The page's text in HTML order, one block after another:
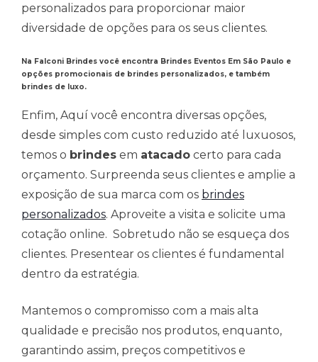
personalizados para proporcionar maior
diversidade de opções para os seus clientes.
Na Falconi Brindes você encontra Brindes Eventos Em São Paulo e
opções promocionais de brindes personalizados, e também
brindes de luxo.
Enfim, Aquí você encontra diversas opções,
desde simples com custo reduzido até luxuosos,
temos o brindes em atacado certo para cada
orçamento. Surpreenda seus clientes e amplie a
exposição de sua marca com os brindes
personalizados. Aproveite a visita e solicite uma
cotação online. Sobretudo não se esqueça dos
clientes. Presentear os clientes é fundamental
dentro da estratégia.
Mantemos o compromisso com a mais alta
qualidade e precisão nos produtos, enquanto,
garantindo assim, preços competitivos e